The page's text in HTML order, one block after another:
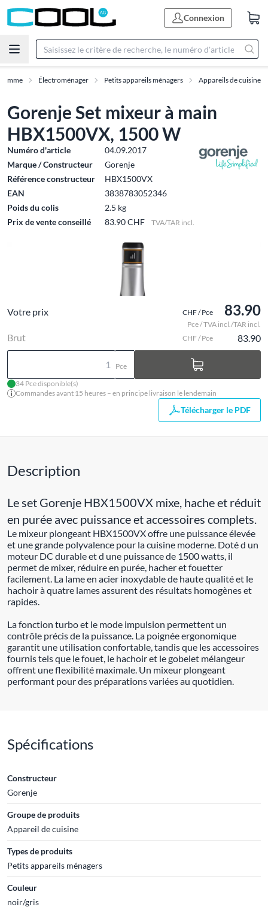
Connexion
Électroménager Petits appareils ménagers Appareils de cuisine
Gorenje Set mixeur à main
HBX1500VX, 1500 W
Numéro d'article
04.09.2017
Marque / Constructeur
Gorenje
Référence constructeur
HBX1500VX
EAN
3838783052346
Poids du colis
2.5 kg
Prix de vente conseillé
83.90 CHF TVA/TAR incl.
Votre prix CHF / Pce 83.90
Pce / TVA incl./TAR incl.
Brut CHF / Pce 83.90
Pce
34 Pce disponible(s)
Commandes avant 15 heures – en principe livraison le lendemain
Télécharger le PDF
Description
Le set Gorenje HBX1500VX mixe, hache et réduit
en purée avec puissance et accessoires complets.
Le mixeur plongeant HBX1500VX offre une puissance élevée
et une grande polyvalence pour la cuisine moderne. Doté d un
moteur DC durable et d une puissance de 1500 watts, il
permet de mixer, réduire en purée, hacher et fouetter
facilement. La lame en acier inoxydable de haute qualité et le
hachoir à quatre lames assurent des résultats homogènes et
rapides.
La fonction turbo et le mode impulsion permettent un
contrôle précis de la puissance. La poignée ergonomique
garantit une utilisation confortable, tandis que les accessoires
fournis tels que le fouet, le hachoir et le gobelet mélangeur
offrent une flexibilité maximale. Un mixeur plongeant
performant pour des préparations variées au quotidien.
Spécifications
Constructeur
Gorenje
Groupe de produits
Appareil de cuisine
Types de produits
Petits appareils ménagers
Couleur
noir/gris